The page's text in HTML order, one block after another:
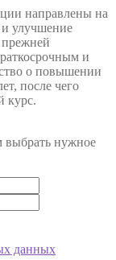
направлены на
и улучшение
и
о повышении
после чего
курс.
выбрать нужное
данных